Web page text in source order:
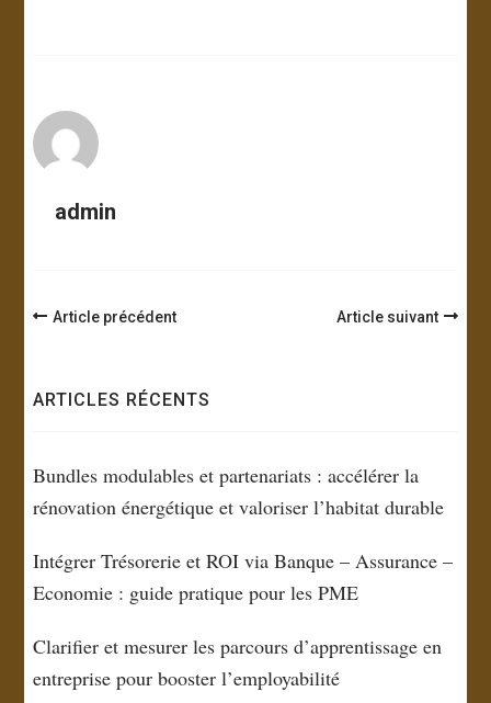
admin
Navigation
Article précédent Article suivant
ARTICLES RÉCENTS
Bundles modulables et partenariats : accélérer la
rénovation énergétique et valoriser l’habitat durable
Intégrer Trésorerie et ROI via Banque – Assurance –
Economie : guide pratique pour les PME
Clarifier et mesurer les parcours d’apprentissage en
entreprise pour booster l’employabilité